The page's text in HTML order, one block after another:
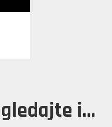
i...